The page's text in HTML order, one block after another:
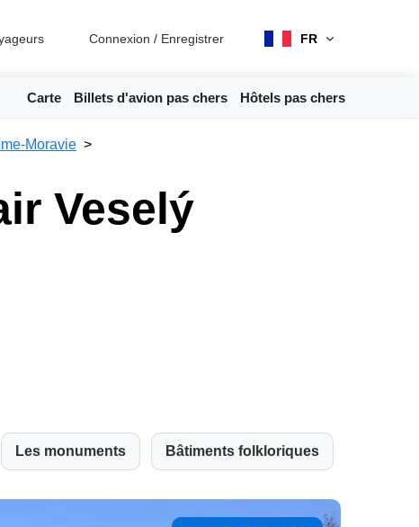
Connexion / Enregistrer FR
Carte Billets d'avion pas chers Hôtels pas chers
Moravie
Veselý
Les monuments Bâtiments folkloriques